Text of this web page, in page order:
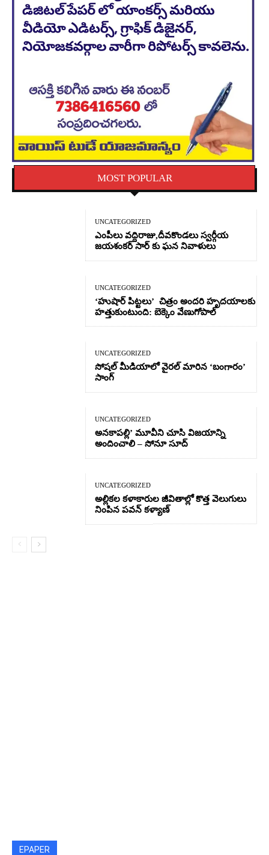
MOST POPULAR
UNCATEGORIZED
ఎంపీలు వద్దిరాజు,దీవకొండలు స్వర్గీయ
జయశంకర్ సార్ కు ఘన నివాళులు
UNCATEGORIZED
‘హుషార్‌ పిట్టలు’ చిత్రం అందరి హృదయాలకు
హత్తుకుంటుంది: బెక్కెం వేణుగోపాల్‌
UNCATEGORIZED
సోషల్ మీడియాలో వైరల్ మారిన ‘బంగారం’
సాంగ్
UNCATEGORIZED
అనకాపల్లి’ మూవీని చూసి విజయాన్ని
అందించాలి – సోనూ సూద్
UNCATEGORIZED
అల్లికల కళాకారుల జీవితాల్లో కొత్త వెలుగులు
నింపిన పవన్ కళ్యాణ్
EPAPER